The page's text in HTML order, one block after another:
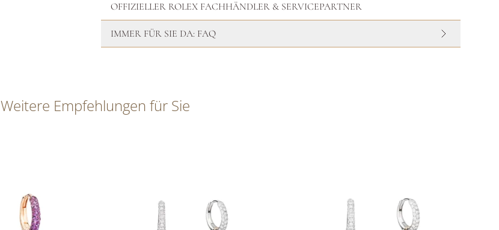
OFFIZIELLER ROLEX FACHHÄNDLER & SERVICEPARTNER
IMMER FÜR SIE DA: FAQ
Weitere Empfehlungen für Sie